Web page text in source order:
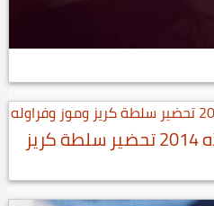
عمل سلطة فواكه لذيذه 2014 تحضير سلطة كريز